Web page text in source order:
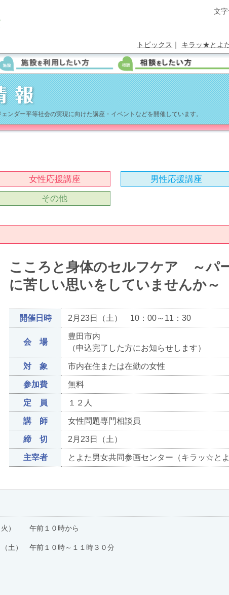
文
トピックス ｜ キラッ★とよ
ンダー平等社会の実現に向けた講座・イベントなどを開催しています。
女性応援講座
男性応援講座
その他
こころと身体のセルフケア ～パ
に苦しい思いをしていませんか～
開催日時 2月23日（土） 10：00～11：30
会 場
豊田市内
（申込完了した方にお知らせします）
対 象 市内在住または在勤の女性
参加費 無料
定 員 １２人
講 師 女性問題専門相談員
締 切 2月23日（土）
主宰者 とよた男女共同参画センター（キラッ☆と
火） 午前１０時から
土） 午前１０時～１１時３０分